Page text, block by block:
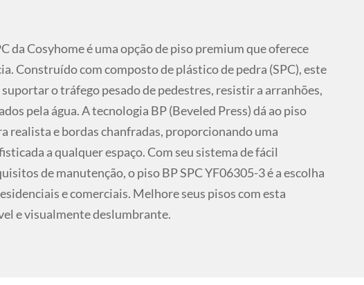
da Cosyhome é uma opção de piso premium que oferece
Construído com composto de plástico de pedra (SPC), este
o tráfego pesado de pedestres, resistir a arranhões,
pela água. A tecnologia BP (Beveled Press) dá ao piso
realista e bordas chanfradas, proporcionando uma
a qualquer espaço. Com seu sistema de fácil
de manutenção, o piso BP SPC YF06305-3 é a escolha
e comerciais. Melhore seus pisos com esta
e visualmente deslumbrante.